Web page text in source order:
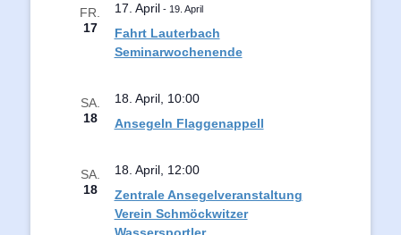
FR.
17
Fahrt Lauterbach
Seminarwochenende
17. April - 19. April
SA.
18
Ansegeln Flaggenappell
18. April, 10:00
SA.
18
Zentrale Ansegelveranstaltung
Verein Schmöckwitzer
18. April, 12:00